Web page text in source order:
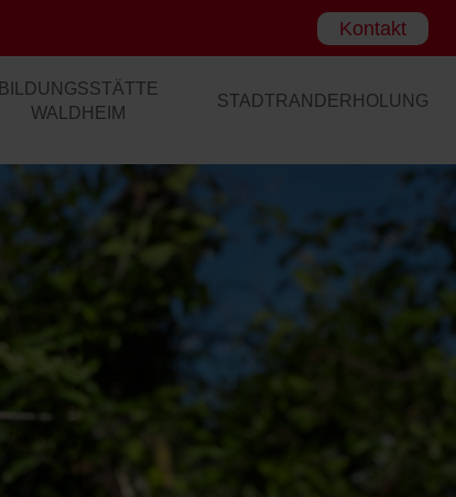
Kontakt
BILDUNGSSTÄTTE
WALDHEIM
STADTRANDERHOLUNG